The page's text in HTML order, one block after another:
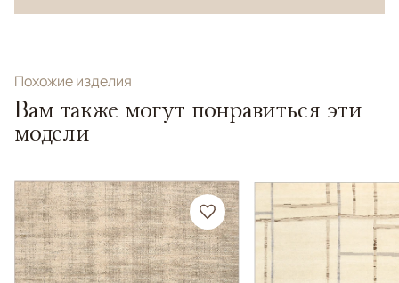
Похожие изделия
Вам также могут понравиться эти
модели